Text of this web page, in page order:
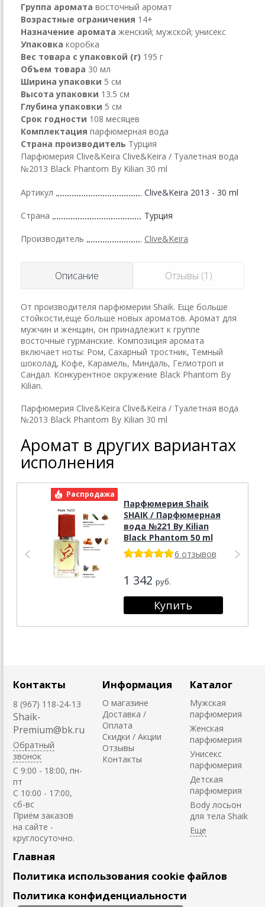
Группа аромата восточный аромат
Возрастные ограничения 14+
Назначение аромата женский; мужской; унисекс
Упаковка коробка
Вес товара с упаковкой (г) 195 г
Объем товара 30 мл
Ширина упаковки 5 см
Высота упаковки 13.5 см
Глубина упаковки 5 см
Срок годности 108 месяцев
Комплектация парфюмерная вода
Страна производитель Турция
Парфюмерия Clive&Keira Clive&Keira / Туалетная вода
№2013 Black Phantom By Kilian 30 ml
Артикул Clive&Keira 2013 - 30 ml
Страна Турция
Производитель Clive&Keira
Описание Отзывы (1)
От производителя парфюмерии Shaik. Еще больше
стойкости,еще больше новых ароматов. Аромат для
мужчин и женщин, он принадлежит к группе
восточные гурманские. Композиция аромата
включает ноты: Ром, Сахарный тростник, Темный
шоколад, Кофе, Карамель, Миндаль, Гелиотроп и
Сандал. Конкурентное окружение Black Phantom By
Kilian.
Парфюмерия Clive&Keira Clive&Keira / Туалетная вода
№2013 Black Phantom By Kilian 30 ml
Аромат в других вариантах
исполнения
Распродажа
Парфюмерия Shaik
SHAIK / Парфюмерная
вода №221 By Kilian
Black Phantom 50 ml
6 отзывов
1 342 руб.
Контакты
8 (967) 118-24-13
Shaik-
Premium@bk.ru
Обратный
звонок
C 9:00 - 18:00, пн-
пт
С 10:00 - 17:00,
сб-вс
Приём заказов
на сайте -
круглосуточно.
Информация
О магазине
Доставка /
Оплата
Скидки / Акции
Отзывы
Контакты
Каталог
Мужская
парфюмерия
Женская
парфюмерия
Унисекс
парфюмерия
Детская
парфюмерия
Body лосьон
для тела Shaik
Главная
Политика использования cookie файлов
Политика конфиденциальности